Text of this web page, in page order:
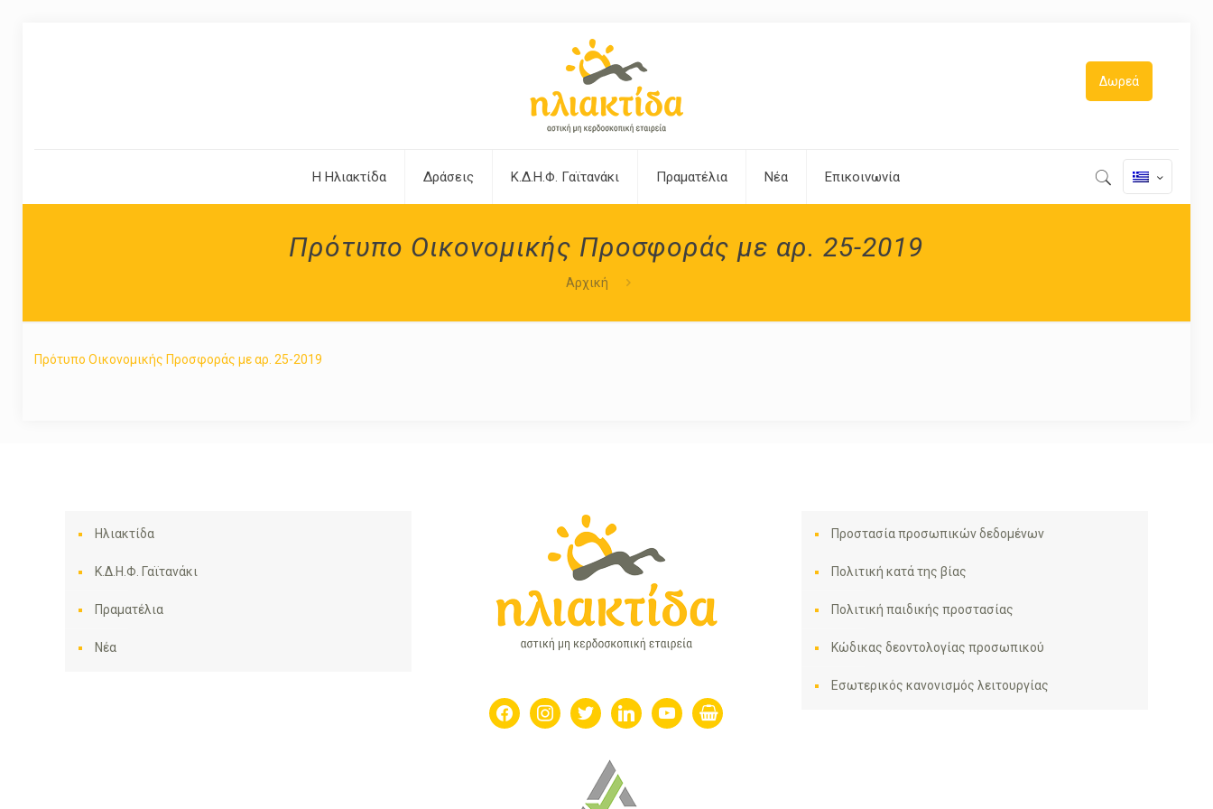
Η Ηλιακτίδα Δράσεις Κ.Δ.Η.Φ. Γαϊτανάκι Πραματέλια Νέα Επικοινωνία
Δωρεά
Πρότυπο Οικονομικής Προσφοράς με αρ. 25-2019
Αρχική
Πρότυπο Οικονομικής Προσφοράς με αρ. 25-2019
Ηλιακτίδα
Κ.Δ.Η.Φ. Γαϊτανάκι
Πραματέλια
Νέα
facebookinstagram
twitter linkedinyoutubeshopping-
basket
Προστασία προσωπικών δεδομένων
Πολιτική κατά της βίας
Πολιτική παιδικής προστασίας
Κώδικας δεοντολογίας προσωπικού
Εσωτερικός κανονισμός λειτουργίας